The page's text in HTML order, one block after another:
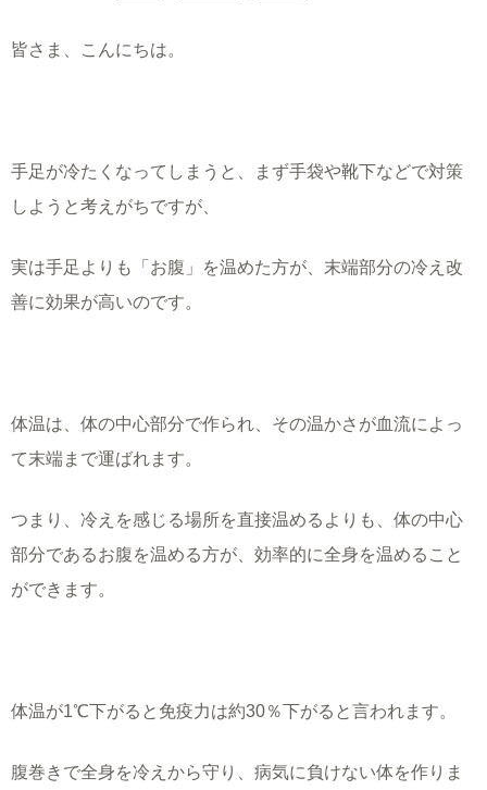
皆さま、こんにちは。
手足が冷たくなってしまうと、まず手袋や靴下などで対策
しようと考えがちですが、
実は手足よりも「お腹」を温めた方が、末端部分の冷え改
善に効果が高いのです。
体温は、体の中心部分で作られ、その温かさが血流によっ
て末端まで運ばれます。
つまり、冷えを感じる場所を直接温めるよりも、体の中心
部分であるお腹を温める方が、効率的に全身を温めること
ができます。
体温が1℃下がると免疫力は約30％下がると言われます。
腹巻きで全身を冷えから守り、病気に負けない体を作りま